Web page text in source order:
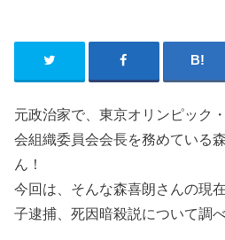
元政治家で、東京オリンピック
会組織委員会会長を務めている
ん！
今回は、そんな森喜朗さんの現
子逮捕、死因暗殺説について調